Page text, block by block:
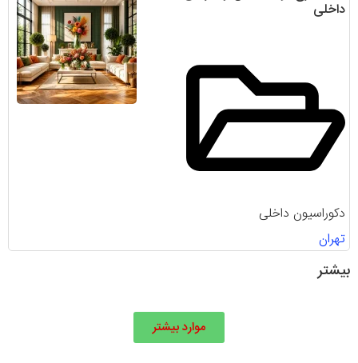
داخلی
دکوراسیون داخلی
تهران
بیشتر
موارد بیشتر